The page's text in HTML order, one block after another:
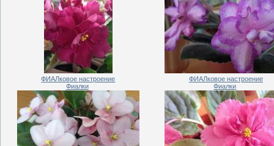
ФИАЛковое настроение
ФИАЛковое настроение
Фиалки
Фиалки